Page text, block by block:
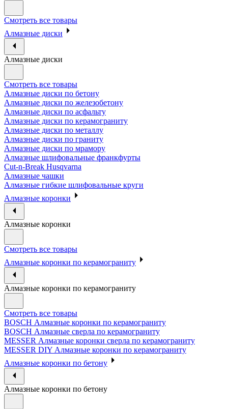
Смотреть все товары
Алмазные диски
Алмазные диски
Смотреть все товары
Алмазные диски по бетону
Алмазные диски по железобетону
Алмазные диски по асфальту
Алмазные диски по керамограниту
Алмазные диски по металлу
Алмазные диски по граниту
Алмазные диски по мрамору
Алмазные шлифовальные франкфурты
Cut-n-Break Husqvarna
Алмазные чашки
Алмазные гибкие шлифовальные круги
Алмазные коронки
Алмазные коронки
Смотреть все товары
Алмазные коронки по керамограниту
Алмазные коронки по керамограниту
Смотреть все товары
BOSCH Алмазные коронки по керамограниту
BOSCH Алмазные сверла по керамограниту
MESSER Алмазные коронки сверла по керамограниту
MESSER DIY Алмазные коронки по керамограниту
Алмазные коронки по бетону
Алмазные коронки по бетону